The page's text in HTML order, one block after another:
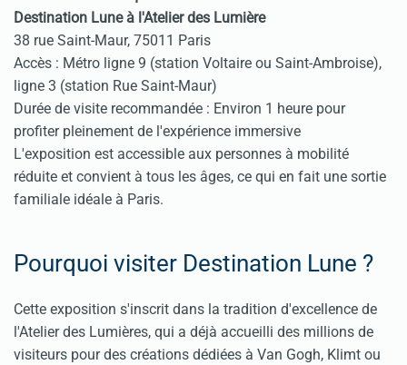
Destination Lune à l'Atelier des Lumière
38 rue Saint-Maur, 75011 Paris
Accès : Métro ligne 9 (station Voltaire ou Saint-Ambroise),
ligne 3 (station Rue Saint-Maur)
Durée de visite recommandée : Environ 1 heure pour
profiter pleinement de l'expérience immersive
L'exposition est accessible aux personnes à mobilité
réduite et convient à tous les âges, ce qui en fait une sortie
familiale idéale à Paris.
Pourquoi visiter Destination Lune ?
Cette exposition s'inscrit dans la tradition d'excellence de
l'Atelier des Lumières, qui a déjà accueilli des millions de
visiteurs pour des créations dédiées à Van Gogh, Klimt ou